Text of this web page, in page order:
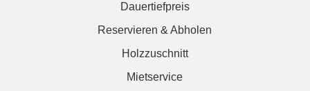
Dauertiefpreis
Reservieren & Abholen
Holzzuschnitt
Mietservice